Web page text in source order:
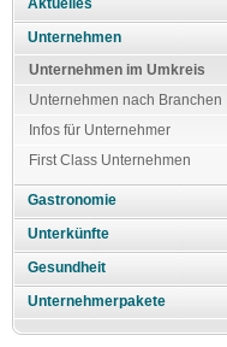
Aktuelles
Unternehmen
Unternehmen im Umkreis
Unternehmen nach Branchen
Infos für Unternehmer
First Class Unternehmen
Gastronomie
Unterkünfte
Gesundheit
Unternehmerpakete